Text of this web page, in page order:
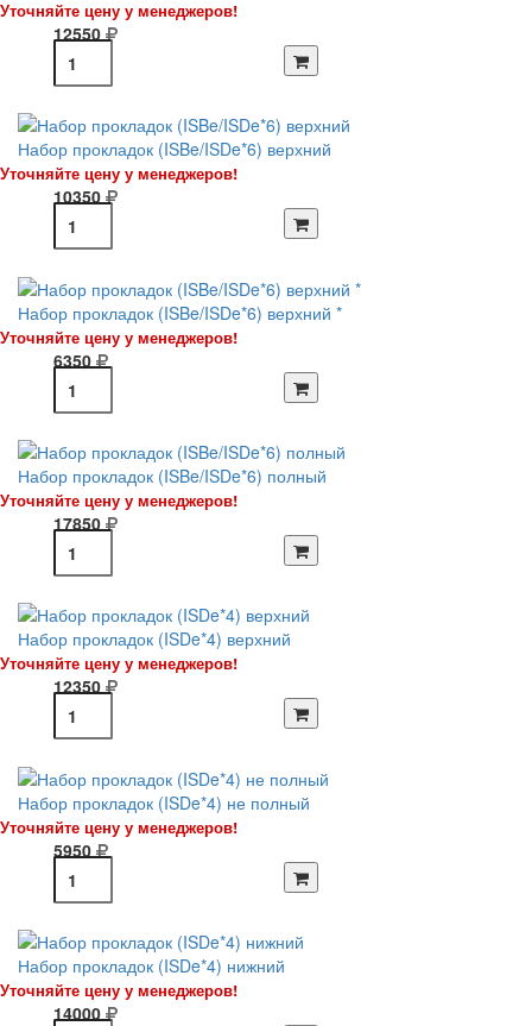
Уточняйте цену у менеджеров!
12550
Набор прокладок (ISBe/ISDe*6) верхний
Уточняйте цену у менеджеров!
10350
Набор прокладок (ISBe/ISDe*6) верхний *
Уточняйте цену у менеджеров!
6350
Набор прокладок (ISBe/ISDe*6) полный
Уточняйте цену у менеджеров!
17850
Набор прокладок (ISDe*4) верхний
Уточняйте цену у менеджеров!
12350
Набор прокладок (ISDe*4) не полный
Уточняйте цену у менеджеров!
5950
Набор прокладок (ISDe*4) нижний
Уточняйте цену у менеджеров!
14000